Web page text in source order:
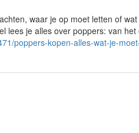
waar je op moet letten of
lees je alles over poppers: van
poppers-kopen-alles-wat-je-